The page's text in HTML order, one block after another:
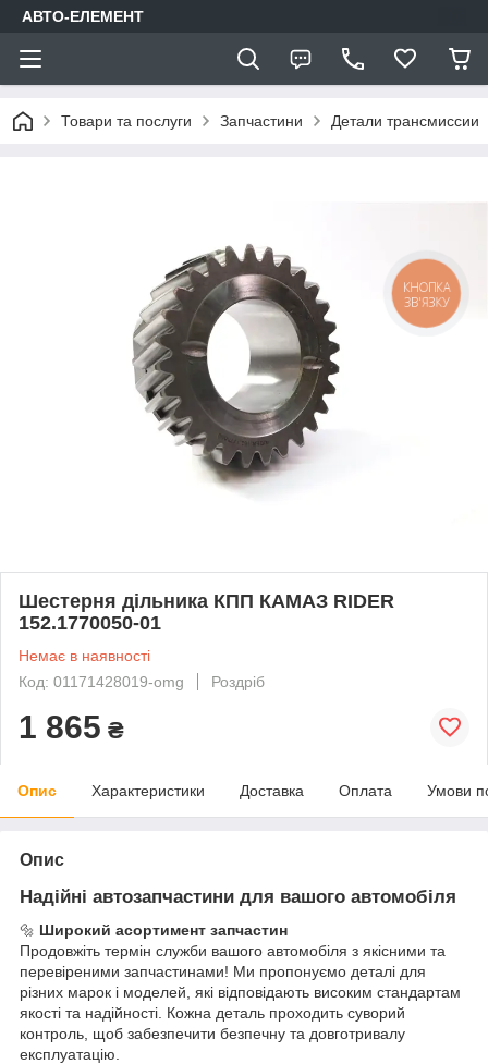
АВТО-ЕЛЕМЕНТ
Товари та послуги Запчастини Детали трансмиссии
Шестерня дільника КПП КАМАЗ RIDER
152.1770050-01
Немає в наявності
Код: 01171428019-omg
Роздріб
1 865 ₴
Опис Характеристики Доставка Оплата Умови
Опис
Надійні автозапчастини для вашого автомобіля
🔩 Широкий асортимент запчастин
Продовжіть термін служби вашого автомобіля з якісними та
перевіреними запчастинами! Ми пропонуємо деталі для
різних марок і моделей, які відповідають високим стандартам
якості та надійності. Кожна деталь проходить суворий
контроль, щоб забезпечити безпечну та довготривалу
експлуатацію.
КНОПКА
ЗВ'ЯЗКУ